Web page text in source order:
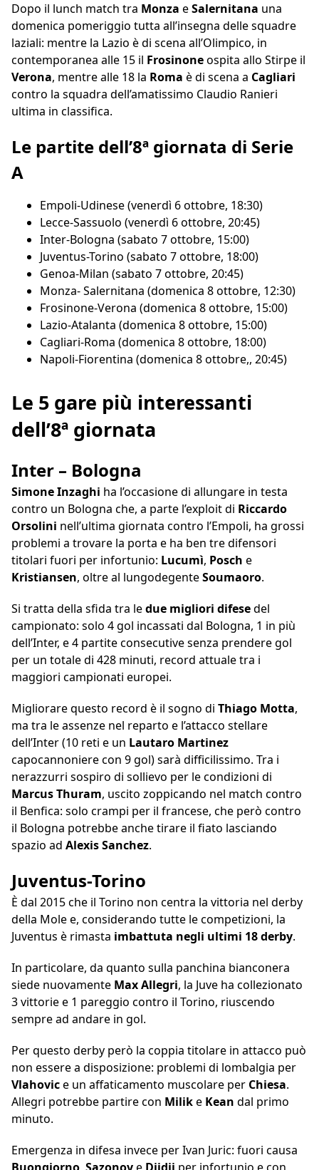
Dopo il lunch match tra Monza eSalernitana una
domenica pomeriggio tutta all’insegna delle squadre
laziali: mentre la Lazio è di scena all’Olimpico, in
contemporanea alle 15 il Frosinoneospita allo Stirpe il
Verona, mentre alle 18 la Roma è di scena a Cagliari
contro la squadra dell’amatissimo Claudio Ranieri
ultima in classifica.
Le partite dell’8ª giornata di Serie
A
Empoli-Udinese (venerdì 6 ottobre, 18:30)
Lecce-Sassuolo (venerdì 6 ottobre, 20:45)
Inter-Bologna (sabato 7 ottobre, 15:00)
Juventus-Torino (sabato 7 ottobre, 18:00)
Genoa-Milan (sabato 7 ottobre, 20:45)
Monza- Salernitana (domenica 8 ottobre, 12:30)
Frosinone-Verona (domenica 8 ottobre, 15:00)
Lazio-Atalanta (domenica 8 ottobre, 15:00)
Cagliari-Roma (domenica 8 ottobre, 18:00)
Napoli-Fiorentina (domenica 8 ottobre,, 20:45)
Le 5 gare più interessanti
dell’8ª giornata
Inter – Bologna
Simone Inzaghi ha l’occasione di allungare in testa
contro un Bologna che, a parte l’exploit di Riccardo
Orsolini nell’ultima giornata contro l’Empoli, ha grossi
problemi a trovare la porta e ha ben tre difensori
titolari fuori per infortunio: Lucumì, Posch e
Kristiansen, oltre al lungodegenteSoumaoro.
Si tratta della sfida tra ledue migliori difesedel
campionato: solo 4 gol incassati dal Bologna, 1 in più
dell’Inter, e 4 partite consecutive senza prendere gol
per un totale di 428 minuti, record attuale tra i
maggiori campionati europei.
Migliorare questo record è il sogno di Thiago Motta,
ma tra le assenze nel reparto e l’attacco stellare
dell’Inter (10 reti e un Lautaro Martinez
capocannoniere con 9 gol) sarà difficilissimo. Tra i
nerazzurri sospiro di sollievo per le condizioni di
Marcus Thuram, uscito zoppicando nel match contro
il Benfica: solo crampi per il francese, che però contro
il Bologna potrebbe anche tirare il fiato lasciando
spazio ad Alexis Sanchez.
Juventus-Torino
È dal 2015 che il Torino non centra la vittoria nel derby
della Mole e, considerando tutte le competizioni, la
Juventus è rimasta imbattuta negli ultimi 18 derby.
In particolare, da quanto sulla panchina bianconera
siede nuovamente Max Allegri, la Juve ha collezionato
3 vittorie e 1 pareggio contro il Torino, riuscendo
sempre ad andare in gol.
Per questo derby però la coppia titolare in attacco può
non essere a disposizione: problemi di lombalgia per
Vlahovice un affaticamento muscolare per Chiesa.
Allegri potrebbe partire con Milike Kean dal primo
minuto.
Emergenza in difesa invece per Ivan Juric: fuori causa